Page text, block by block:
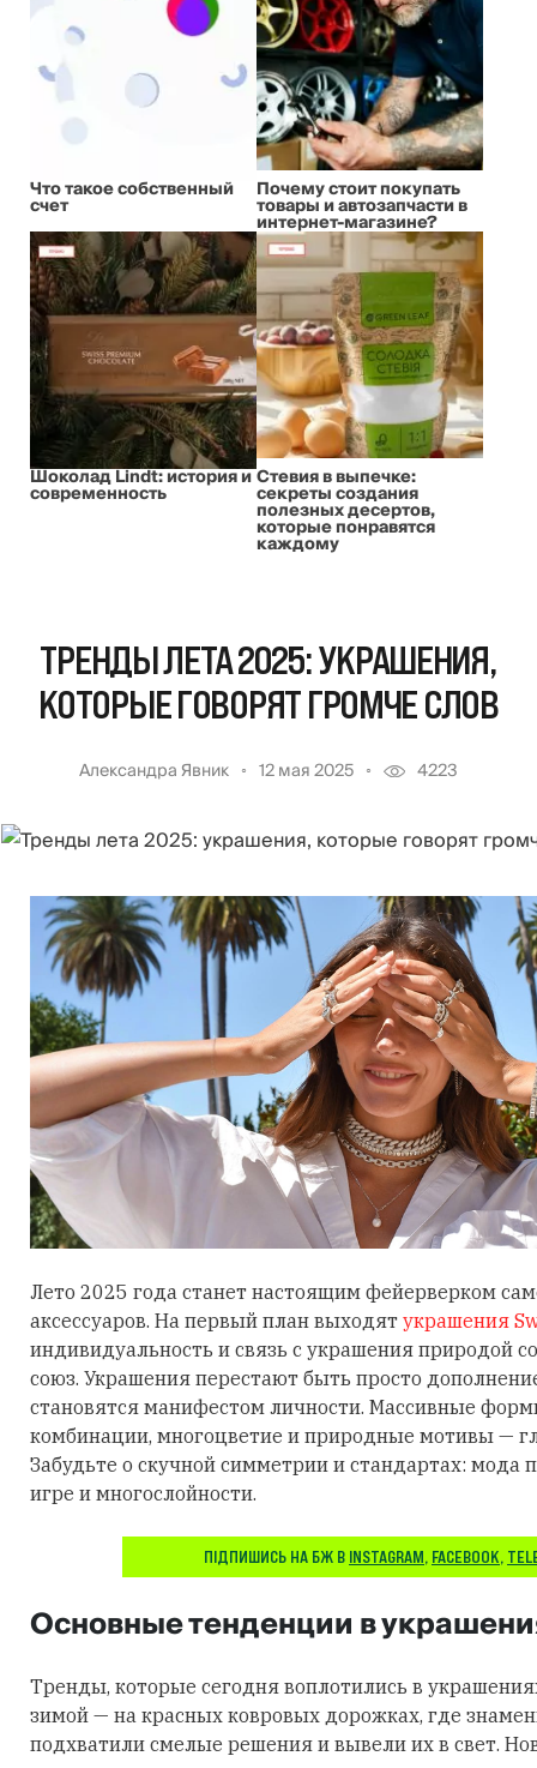
Что такое собственный
счет
Почему стоит покупать
товары и автозапчасти в
интернет-магазине?
Шоколад Lindt: история и
современность
Стевия в выпечке:
секреты создания
полезных десертов,
которые понравятся
каждому
ТРЕНДЫ ЛЕТА 2025: УКРАШЕНИЯ,
КОТОРЫЕ ГОВОРЯТ ГРОМЧЕ СЛОВ
Александра Явник 12 мая 2025 4223
Лето 2025 года станет настоящим фейерверком
аксессуаров. На первый план выходят украшения
индивидуальность и связь с украшения природой
союз. Украшения перестают быть просто
становятся манифестом личности. Массивные
комбинации, многоцветие и природные мотивы —
Забудьте о скучной симметрии и стандартах: мода
игре и многослойности.
ПІДПИШИСЬ НА БЖ В INSTAGRAM, FACEBOOK,
Основные тенденции в
Тренды, которые сегодня воплотились в
зимой — на красных ковровых дорожках, где
подхватили смелые решения и вывели их в свет.